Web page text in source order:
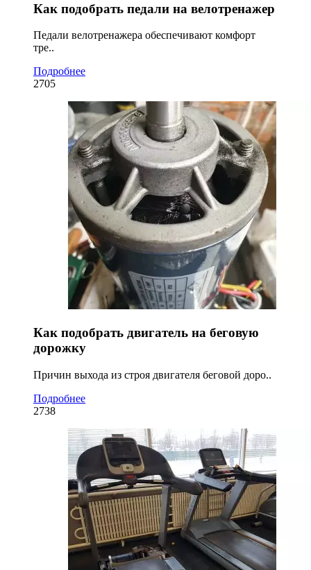
Как подобрать педали на велотренажер
Педали велотренажера обеспечивают комфорт
тре..
Подробнее
2705
Как подобрать двигатель на беговую
дорожку
Причин выхода из строя двигателя беговой доро..
Подробнее
2738